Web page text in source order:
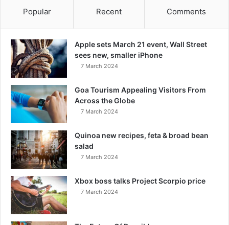
Popular Recent Comments
Apple sets March 21 event, Wall Street
sees new, smaller iPhone
7 March 2024
Goa Tourism Appealing Visitors From
Across the Globe
7 March 2024
Quinoa new recipes, feta & broad bean
salad
7 March 2024
Xbox boss talks Project Scorpio price
7 March 2024